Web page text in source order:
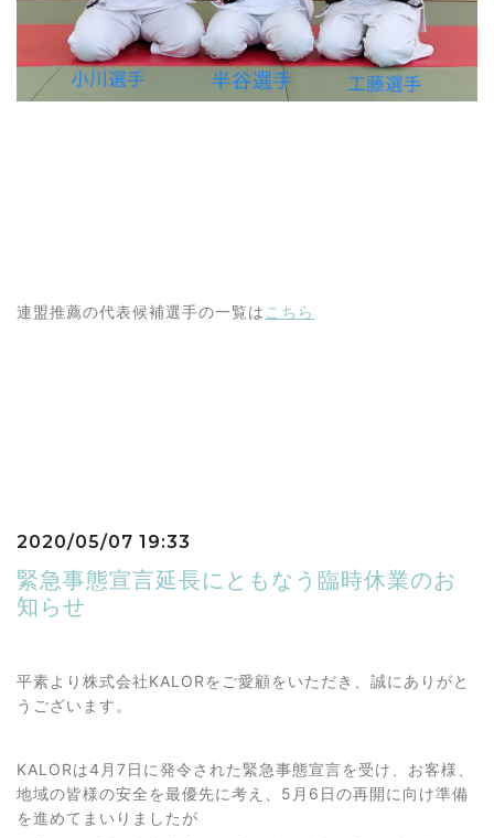
連盟推薦の代表候補選手の一覧は こちら
2020/05/07 19:33
緊急事態宣言延長にともなう臨時休業のお
知らせ
平素より株式会社KALORをご愛顧をいただき、誠にありがと
うございます。
KALORは4月7日に発令された緊急事態宣言を受け、お客様、
地域の皆様の安全を最優先に考え、5月6日の再開に向け準備
を進めてまいりましたが